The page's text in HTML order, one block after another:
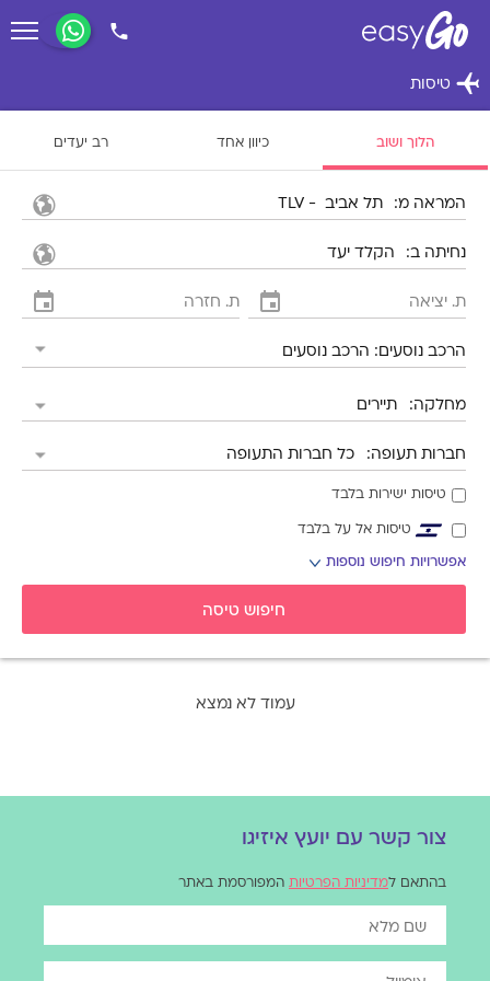
הלוך ושוב כיוון אחד רב יעדים
המראה מ
נחיתה ב
הרכב נוסעים
חיפוש טיסה
מחלקה
חברות תעופה
טיסות ישירות בלבד
טיסות אל על בלבד
אפשרויות חיפוש נוספות
אפשרויות
לפני
עמוד לא נמצא
צור קשר עם יועץ איזיגו
בהתאם למדיניות הפרטיות המפורסמת באתר